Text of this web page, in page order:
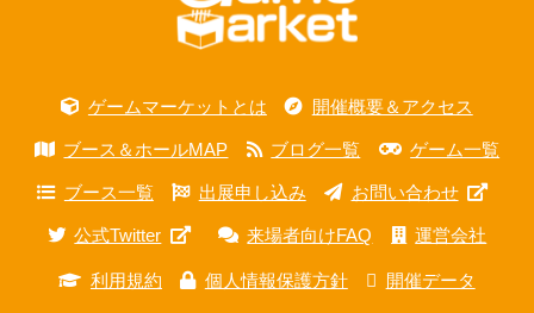
ゲームマーケットとは 開催概要＆アクセス
ブース＆ホールMAP ブログ一覧 ゲーム一覧
ブース一覧 出展申し込み お問い合わせ
公式Twitter 来場者向けFAQ 運営会社
利用規約 個人情報保護方針 開催データ